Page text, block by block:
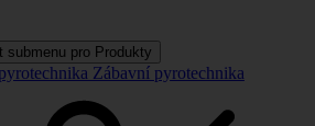
submenu pro Produkty
Zábavní pyrotechnika